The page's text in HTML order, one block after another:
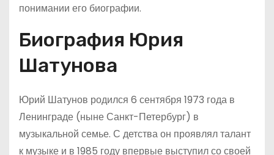
понимании его биографии.
Биография Юрия
Шатунова
Юрий Шатунов родился 6 сентября 1973 года в
Ленинграде (ныне Санкт-Петербург) в
музыкальной семье. С детства он проявлял талант
к музыке и в 1985 году впервые выступил со своей